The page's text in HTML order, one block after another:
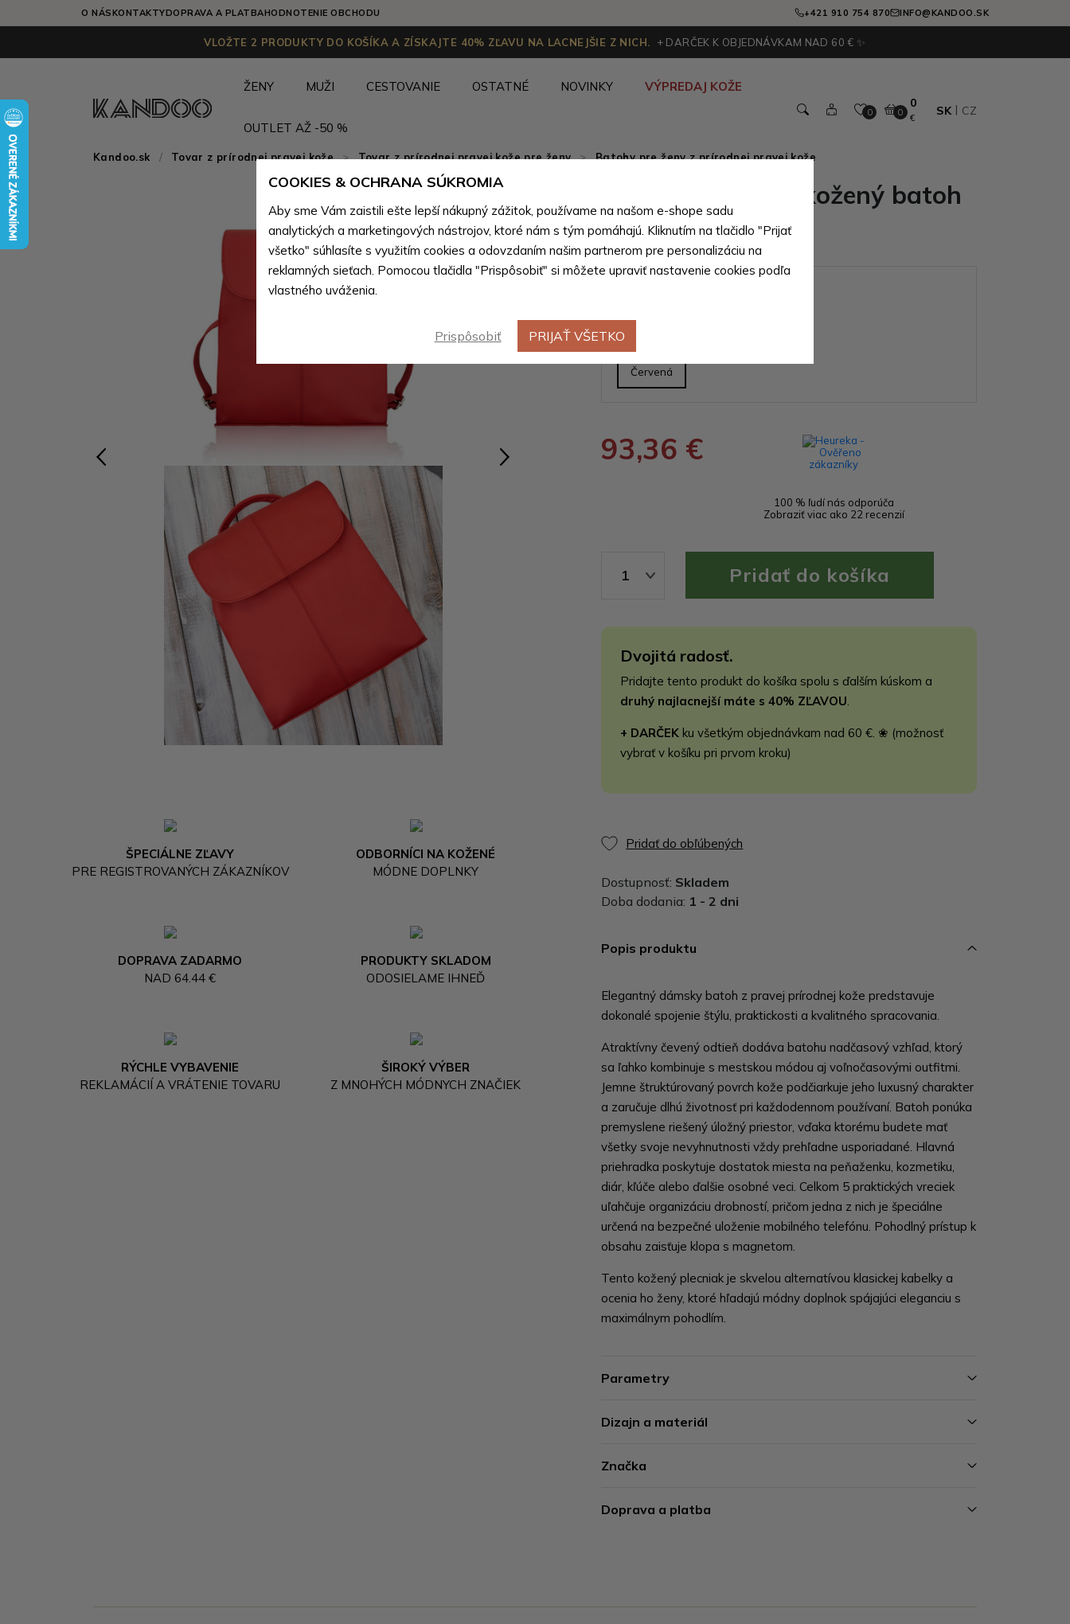
O NÁSKONTAKTYDOPRAVA A PLATBAHODNOTENIE OBCHODU +421 910 754 870 INFO@KANDOO.SK
VLOŽTE 2 PRODUKTY DO KOŠÍKA A ZÍSKAJTE 40% ZĽAVU NA LACNEJŠIE Z NICH. + DARČEK K OBJEDNÁVKAM NAD 60 € ✨
ŽENY MUŽI CESTOVANIE OSTATNÉ NOVINKY VÝPREDAJ KOŽE
OUTLET AŽ -50 %
0 0
0
€
SK CZ
Kandoo.sk Tovar z prírodnej pravej kože > Tovar z prírodnej pravej kože pre ženy > Batohy pre ženy z prírodnej pravej kože
Novinka
ŠPECIÁLNE ZĽAVY
PRE REGISTROVANÝCH ZÁKAZNÍKOV
ODBORNÍCI NA KOŽENÉ
MÓDNE DOPLNKY
DOPRAVA ZADARMO
NAD 64.44 €
PRODUKTY SKLADOM
ODOSIELAME IHNEĎ
RÝCHLE VYBAVENIE
REKLAMÁCIÍ A VRÁTENIE TOVARU
ŠIROKÝ VÝBER
Z MNOHÝCH MÓDNYCH ZNAČIEK
Červený dámsky kožený batoh
do mesta Umida
Červená
93,36 €
100 % ľudí nás odporúča
Zobraziť viac ako 22 recenzií
1
Dvojitá radosť.
Pridajte tento produkt do košíka spolu s ďalším kúskom a
druhý najlacnejší máte s 40% ZĽAVOU.
+ DARČEK ku všetkým objednávkam nad 60 €. ❀ (možnosť
vybrať v košíku pri prvom kroku)
Pridať do obľúbených
Dostupnosť: Skladem
Doba dodania: 1 - 2 dni
Popis produktu
Elegantný dámsky batoh z pravej prírodnej kože predstavuje
dokonalé spojenie štýlu, praktickosti a kvalitného spracovania.
Atraktívny čevený odtieň dodáva batohu nadčasový vzhľad, ktorý
sa ľahko kombinuje s mestskou módou aj voľnočasovými outfitmi.
Jemne štruktúrovaný povrch kože podčiarkuje jeho luxusný charakter
a zaručuje dlhú životnosť pri každodennom používaní. Batoh ponúka
premyslene riešený úložný priestor, vďaka ktorému budete mať
všetky svoje nevyhnutnosti vždy prehľadne usporiadané. Hlavná
priehradka poskytuje dostatok miesta na peňaženku, kozmetiku,
diár, kľúče alebo ďalšie osobné veci. Celkom 5 praktických vreciek
uľahčuje organizáciu drobností, pričom jedna z nich je špeciálne
určená na bezpečné uloženie mobilného telefónu. Pohodlný prístup k
obsahu zaisťuje klopa s magnetom.
Tento kožený plecniak je skvelou alternatívou klasickej kabelky a
ocenia ho ženy, ktoré hľadajú módny doplnok spájajúci eleganciu s
maximálnym pohodlím.
Parametry
Dizajn a materiál
Značka
Doprava a platba
COOKIES & OCHRANA SÚKROMIA
Aby sme Vám zaistili ešte lepší nákupný zážitok, používame na našom e-shope sadu
analytických a marketingových nástrojov, ktoré nám s tým pomáhajú. Kliknutím na tlačidlo "Prijať
všetko" súhlasíte s využitím cookies a odovzdaním našim partnerom pre personalizáciu na
reklamných sieťach. Pomocou tlačidla "Prispôsobiť" si môžete upraviť nastavenie cookies podľa
vlastného uváženia.
Prispôsobiť PRIJAŤ VŠETKO